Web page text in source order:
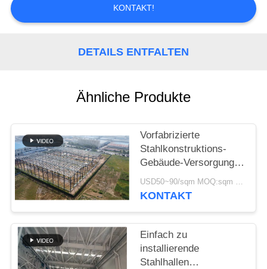
FÄLLE
DATENSCHUTZRICHTLINIE
KONTAKT!
DETAILS ENTFALTEN
Ähnliche Produkte
Vorfabrizierte
Stahlkonstruktions-
Gebäude-Versorgungs-
Lösung für Industrie
USD50~90/sqm MOQ:sqm 1000
KONTAKT
Einfach zu
installierende
Stahlhallen